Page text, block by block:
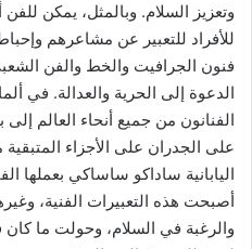
وتعزيز السلام. وبالمثل، يمكن
للأفراد للتعبير عن مشاعرهم
الدعوة إلى الحرية والعدالة. في
الفنانون من جميع أنحاء العالم إلى
على الجدران على الأجزاء
اليابانية ساداكو ساساكي بعملها
أصبحت هذه التعبيرات الفنية،
والرغبة في السلام، وحولت ما